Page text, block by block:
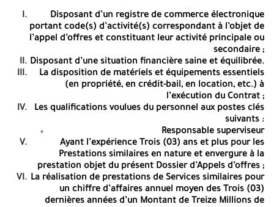
SONATRACH/DCP-RHU/IAP
Ecole de Skikda
Avenue du 1er Novembre Boumerdès, 35000
Fax : 024 79 57 18
Email :iap.pm@sonatrach.dz
Appel d’Offres National Ouvert N°07/SH/DCP-
RHU/IAP/SKD/2026
Société Nationale pour la Recherche, la Production, la
Transformation, le Transport, et la Commercialisation des
Hydrocarbures, SONATRACH- Direction Institut Algérien du
Pétrole, lance un avis d’Appel d’Offres National Ouvert pour :
Disposant d’un registre de commerce électronique
portant code(s) d’activité(s) correspondant à l’objet de
l’appel d’offres et constituant leur activité principale ou
secondaire ;
Disposant d’une situation financière saine et équilibrée.
La disposition de matériels et équipements essentiels
(en propriété, en crédit-bail, en location, etc.) à
l’exécution du Contrat ;
Les qualifications voulues du personnel aux postes clés
suivants :
Responsable superviseur
Ayant l’expérience Trois (03) ans et plus pour les
Prestations similaires en nature et envergure à la
prestation objet du présent Dossier d’Appels d’offres ;
La réalisation de prestations de Services similaires pour
un chiffre d’affaires annuel moyen des Trois (03)
dernières années d’un Montant de Treize Millions de